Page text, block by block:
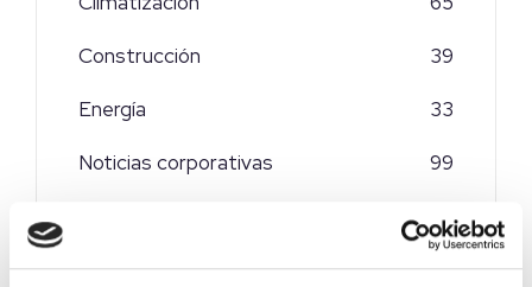
Construcción 39
Energía 33
Noticias corporativas 99
19